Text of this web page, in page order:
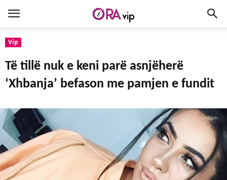
Vip
Të tillë nuk e keni parë asnjëherë
‘Xhbanja’ befason me pamjen e fundit